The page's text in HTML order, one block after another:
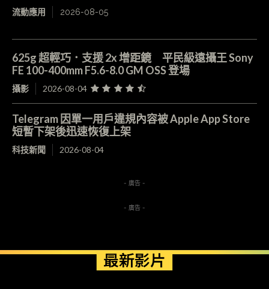
流動應用 2026-08-05
625g 超輕巧．支援 2x 增距鏡 平民級遠攝王 Sony
FE 100-400mm F5.6-8.0 GM OSS 登場
攝影 2026-08-04
Telegram 因單一用戶違規內容被 Apple App Store
短暫下架後迅速恢復上架
科技新聞 2026-08-04
- 廣告 -
- 廣告 -
最新影片